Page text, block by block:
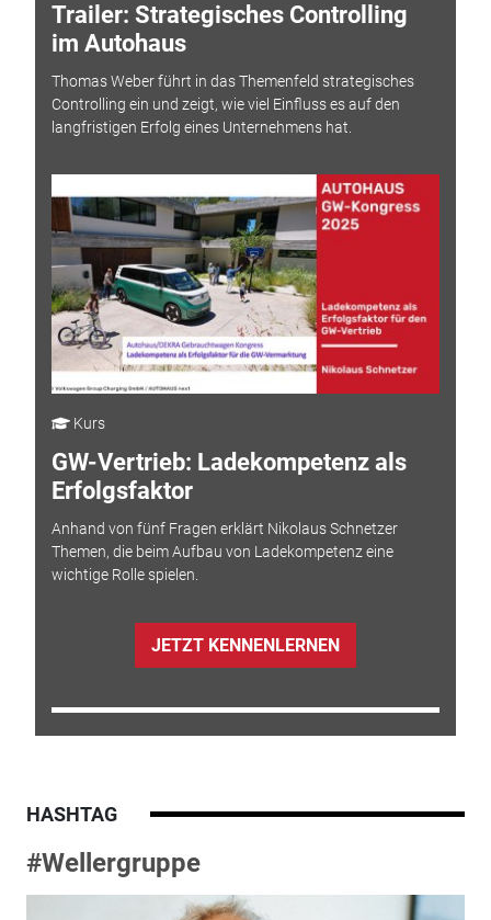
Trailer: Strategisches Controlling
im Autohaus
Thomas Weber führt in das Themenfeld strategisches
Controlling ein und zeigt, wie viel Einfluss es auf den
langfristigen Erfolg eines Unternehmens hat.
Kurs
GW-Vertrieb: Ladekompetenz als
Erfolgsfaktor
Anhand von fünf Fragen erklärt Nikolaus Schnetzer
Themen, die beim Aufbau von Ladekompetenz eine
wichtige Rolle spielen.
JETZT KENNENLERNEN
HASHTAG
#Wellergruppe